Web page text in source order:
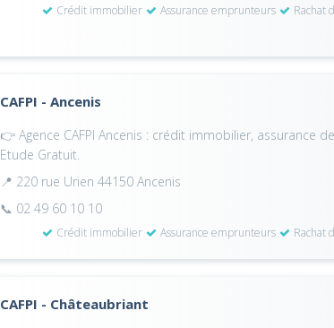
Crédit immobilier Assurance emprunteurs Rachat
CAFPI - Ancenis
👉 Agence CAFPI Ancenis : crédit immobilier, assurance
Etude Gratuit.
📍 220 rue Urien 44150 Ancenis
📞 02 49 60 10 10
Crédit immobilier Assurance emprunteurs Rachat
CAFPI - Châteaubriant